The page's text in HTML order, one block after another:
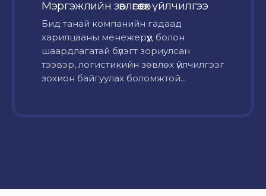
Мэргэжлийн зөвлөгөө өгөх үйлчилгээ
Бид танай компанийн гадаад
харилцааны менежерүүд болон
шаардлагатай бүлэгт зориулсан
тээвэр, логистикийн зөвлөх үйлчилгээг
зохион байгуулах боломжтой...